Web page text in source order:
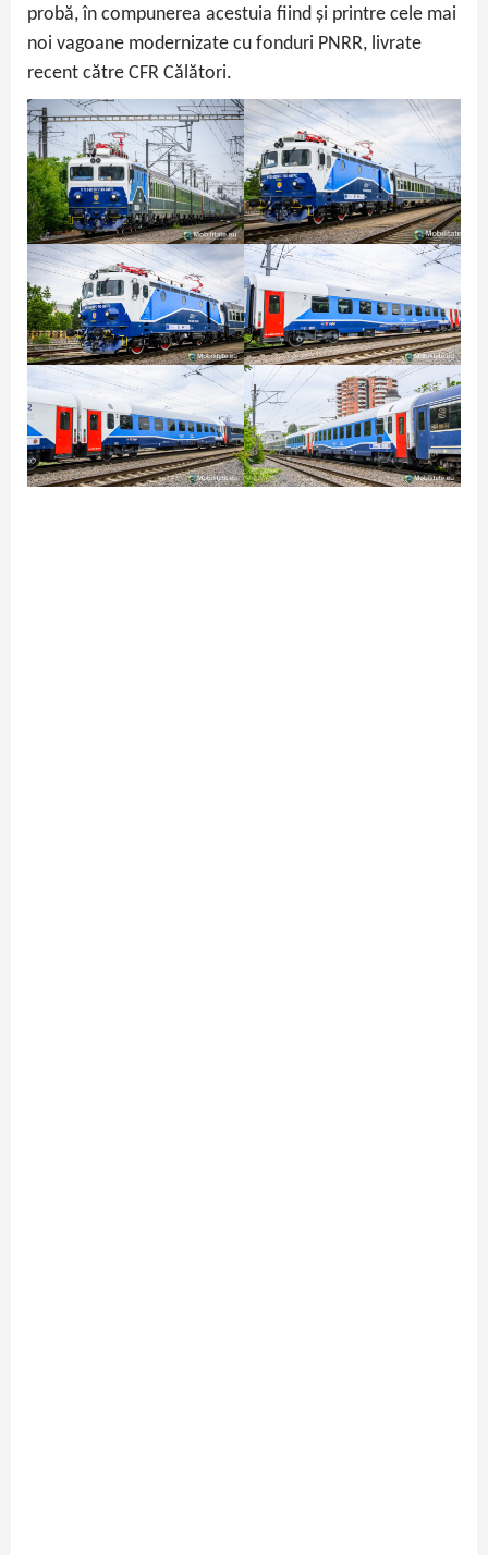
probă, în compunerea acestuia fiind și printre cele mai
noi vagoane modernizate cu fonduri PNRR, livrate
recent către CFR Călători.